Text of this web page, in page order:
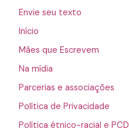
Envie seu texto
Início
Mães que Escrevem
Na mídia
Parcerias e associações
Política de Privacidade
Política étnico-racial e PCD